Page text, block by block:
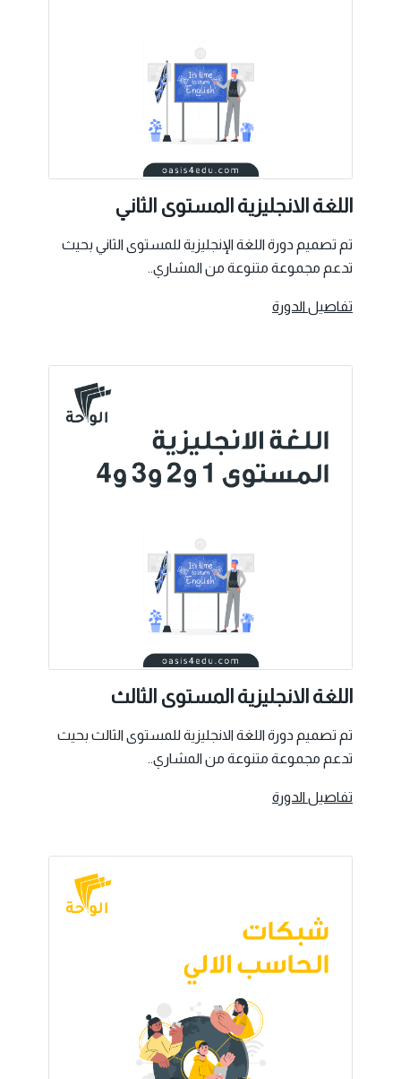
اللغة الانجليزية المستوى الثاني
تم تصميم دورة اللغة الإنجليزية للمستوى الثاني بحيث
تدعم مجموعة متنوعة من المشاري..
تفاصيل الدورة
اللغة الانجليزية المستوى الثالث
تم تصميم دورة اللغة الانجليزية للمستوى الثالث بحيث
تدعم مجموعة متنوعة من المشاري..
تفاصيل الدورة